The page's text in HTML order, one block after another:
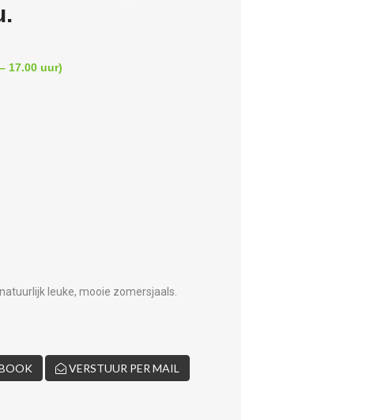
17.00 uur)
leuke, mooie zomersjaals.
VERSTUUR PER MAIL